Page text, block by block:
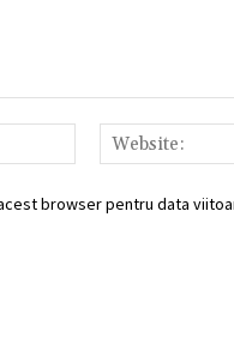
Email:*
browser pentru data